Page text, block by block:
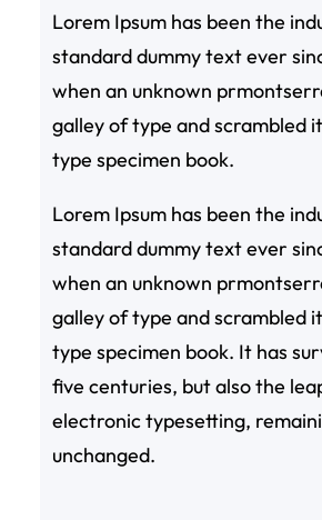
Lorem Ipsum has been the
standard dummy text ever
when an unknown
galley of type and scrambled
type specimen book.
Lorem Ipsum has been the
standard dummy text ever
when an unknown
galley of type and scrambled
type specimen book. It has
five centuries, but also the
electronic typesetting,
unchanged.